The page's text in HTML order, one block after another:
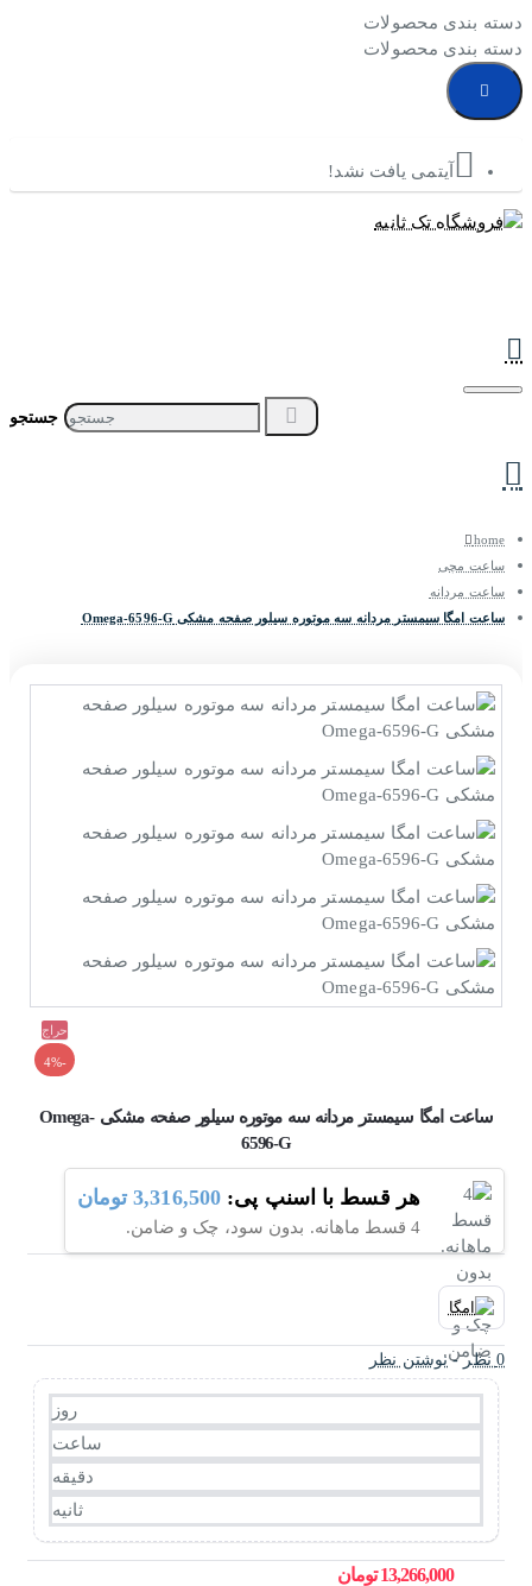
دسته بندی محصولات
دسته بندی محصولات
آیتمی یافت نشد!
home
ساعت مچی
ساعت مردانه
ساعت امگا سیمستر مردانه سه موتوره سیلور صفحه مشکی Omega-6596-G
حراج
-4%
ساعت امگا سیمستر مردانه سه موتوره سیلور صفحه مشکی Omega-
6596-G
هر قسط با اسنپ پی: 3,316,500 تومان
4 قسط ماهانه. بدون سود، چک و ضامن.
0 نظر - نوشتن نظر
روز
ساعت
دقیقه
ثانیه
13,266,000 تومان